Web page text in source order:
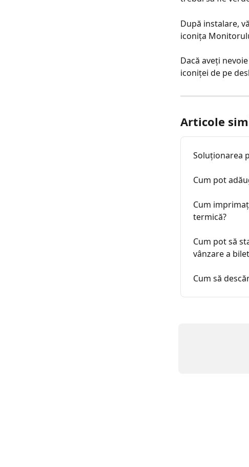
După instalare,
iconița
Dacă aveți
iconiței de pe
Articole
Soluționarea
Cum pot
Cum
termică?
Cum pot să
vânzare a
Cum să